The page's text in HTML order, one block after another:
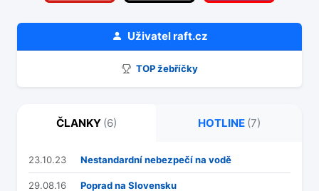
Uživatelraft.cz
TOP žebříčky
ČLANKY (6) HOTLINE (7)
23.10.23 Nestandardní nebezpečí na vodě
29.08.16 Poprad na Slovensku